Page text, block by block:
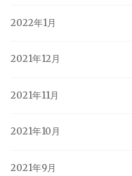
2022年1月
2021年12月
2021年11月
2021年10月
2021年9月